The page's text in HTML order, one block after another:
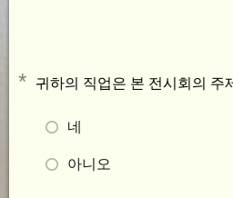
* 귀하의 직업은 본 전시회의 주
네
아니오